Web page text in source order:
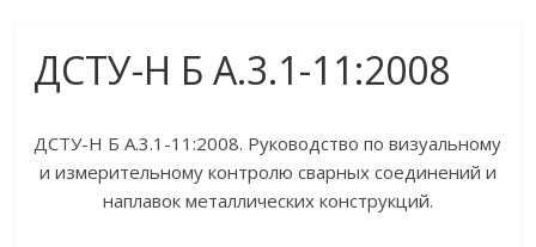
ДСТУ-Н Б А.3.1-11:2008
ДСТУ-Н Б А.3.1-11:2008. Руководство по визуальному
и измерительному контролю сварных соединений и
наплавок металлических конструкций.